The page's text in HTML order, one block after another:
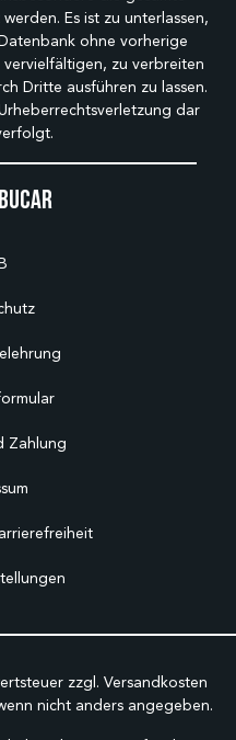
Zahlung
Es ist zu unterlassen,
ohne vorherige
vervielfältigen, zu verbreiten
Dritte ausführen zu lassen.
dar
zzgl. Versandkosten
nicht anders angegeben.